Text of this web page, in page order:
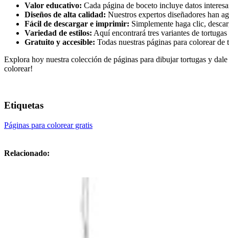
Valor educativo: Cada página de boceto incluye datos
Diseños de alta calidad: Nuestros expertos diseñadores han
Fácil de descargar e imprimir: Simplemente haga clic,
Variedad de estilos: Aquí encontrará tres variantes de
Gratuito y accesible: Todas nuestras páginas para colorear
Explora hoy nuestra colección de páginas para dibujar tortugas y
colorear!
Etiquetas
Páginas para colorear gratis
Relacionado: